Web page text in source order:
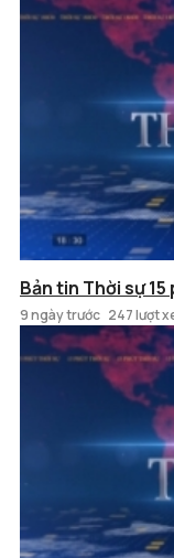
Bản tin Thời sự
9 ngày trước 247 lượt